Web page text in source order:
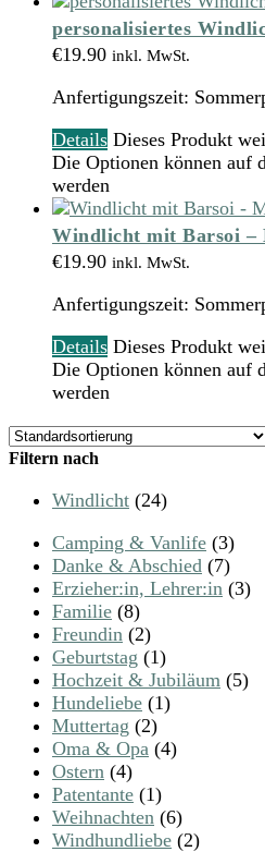
personalisiertes
€19.90 inkl. MwSt.
Anfertigungszeit:
Details Dieses Produkt
Die Optionen können auf
werden
Windlicht mit Barsoi –
€19.90 inkl. MwSt.
Anfertigungszeit:
Details Dieses Produkt
Die Optionen können auf
werden
Filtern nach
Windlicht (24)
Camping & Vanlife (3)
Danke & Abschied (7)
Erzieher:in, Lehrer:in (3)
Familie (8)
Freundin (2)
Geburtstag (1)
Hochzeit & Jubiläum (5)
Hundeliebe (1)
Muttertag (2)
Oma & Opa (4)
Ostern (4)
Patentante (1)
Weihnachten (6)
Windhundliebe (2)